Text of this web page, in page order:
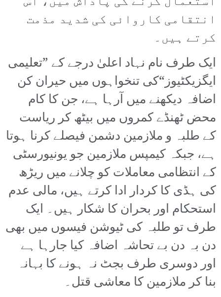
انتقامی کاروائی کی شدید مذمت
کرتے ہیں۔
ایک طرف نام نہاد اعلیٰ درجے کے ”تعلیمی
ایگزیکٹیوز“کی تنخواہوں میں حیران کن
اضافہ دیکھنے میں آرہا ہے، جن کا کام
محض ٹھنڈے کمروں میں بیٹھ کر ریاست
کے طلبہ و ملازمین دشمن فیصلے کرنا ہوتا
ہے، جبکہ کیمپس ملازمین جو یونیورسٹی
کے انتظامی معاملات کو چلانے میں ریڑھ
کی ہڈی کا کردار ادا کرتے ہیں، مالی عدم
استحکام اور بحران کا شکار ہیں۔ ایک
طرف تو طلبہ کی ٹیوشن فیسوں میں بھی
دن بہ دن بے تحاشہ اضافہ کیا جارہا ہے
اور دوسری طرف بجٹ نہ ہونے کا بہانہ
بنا کر ملازمین کا معاشی قتل۔